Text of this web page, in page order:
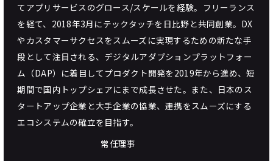
てアプリサービスのグロース/スケールを経験。フリーランス
を経て、2018年3月にテックタッチを日比野と共同創業。DX
やカスタマーサクセスをスムーズに実現するための新たな手
段として注目される、デジタルアダプションプラットフォー
ム（DAP）に着目してプロダクト開発を2019年から進め、短
期間で国内トップシェアにまで成長させた。また、日本のス
タートアップ企業と大手企業の協業、連携をスムーズにする
エコシステムの確立を目指す。
常任理事